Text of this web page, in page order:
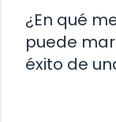
¿En qué
puede
éxito de